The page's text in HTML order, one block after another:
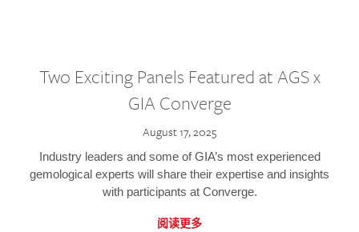
Two Exciting Panels Featured at AGS x
GIA Converge
August 17, 2025
Industry leaders and some of GIA’s most experienced
gemological experts will share their expertise and insights
with participants at Converge.
阅读更多